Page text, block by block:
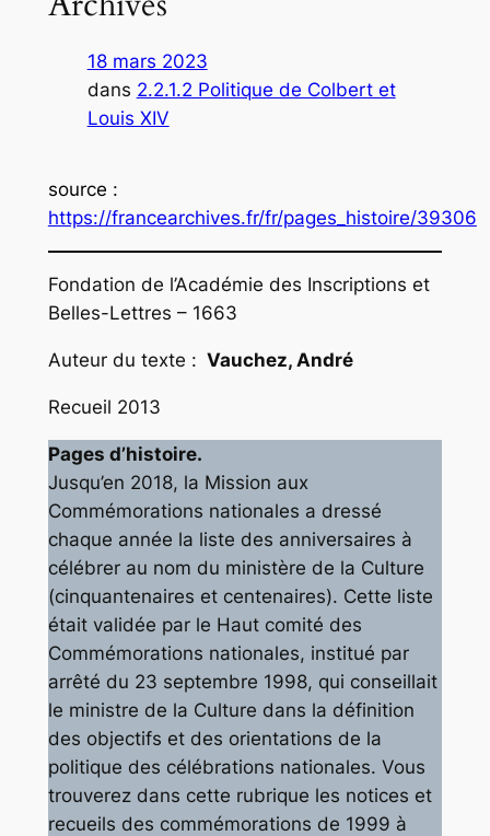
18 mars 2023
dans 2.2.1.2 Politique de Colbert et
Louis XIV
source :
https://francearchives.fr/fr/pages_histoire/39306
Fondation de l’Académie des Inscriptions et
Belles-Lettres – 1663
Auteur du texte : Vauchez, André
Recueil 2013
Pages d’histoire.
Jusqu’en 2018, la Mission aux
Commémorations nationales a dressé
chaque année la liste des anniversaires à
célébrer au nom du ministère de la Culture
(cinquantenaires et centenaires). Cette liste
était validée par le Haut comité des
Commémorations nationales, institué par
arrêté du 23 septembre 1998, qui conseillait
le ministre de la Culture dans la définition
des objectifs et des orientations de la
politique des célébrations nationales. Vous
trouverez dans cette rubrique les notices et
recueils des commémorations de 1999 à